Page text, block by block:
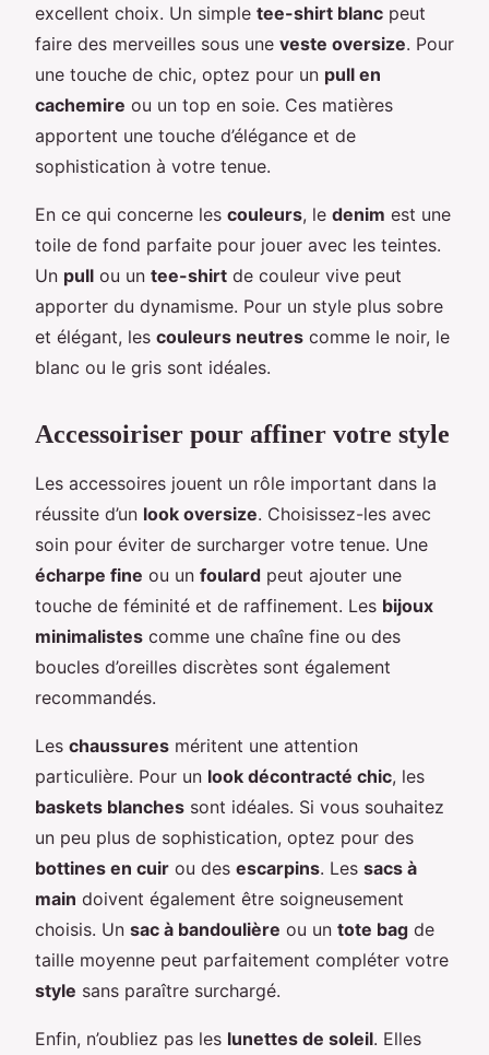
excellent choix. Un simple tee-shirt blanc peut
faire des merveilles sous une veste oversize. Pour
une touche de chic, optez pour un pull en
cachemire ou un top en soie. Ces matières
apportent une touche d’élégance et de
sophistication à votre tenue.
En ce qui concerne les couleurs, le denim est une
toile de fond parfaite pour jouer avec les teintes.
Un pull ou un tee-shirt de couleur vive peut
apporter du dynamisme. Pour un style plus sobre
et élégant, les couleurs neutres comme le noir, le
blanc ou le gris sont idéales.
Accessoiriser pour affiner votre style
Les accessoires jouent un rôle important dans la
réussite d’un look oversize. Choisissez-les avec
soin pour éviter de surcharger votre tenue. Une
écharpe fine ou un foulard peut ajouter une
touche de féminité et de raffinement. Les bijoux
minimalistes comme une chaîne fine ou des
boucles d’oreilles discrètes sont également
recommandés.
Les chaussures méritent une attention
particulière. Pour un look décontracté chic, les
baskets blanches sont idéales. Si vous souhaitez
un peu plus de sophistication, optez pour des
bottines en cuir ou des escarpins. Les sacs à
main doivent également être soigneusement
choisis. Un sac à bandoulière ou un tote bag de
taille moyenne peut parfaitement compléter votre
style sans paraître surchargé.
Enfin, n’oubliez pas les lunettes de soleil. Elles